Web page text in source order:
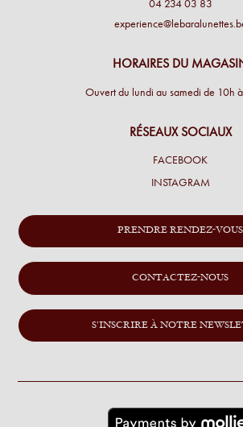
04 234 03 83
HORAIRES DU
Ouvert du lundi au samedi de 10h
RÉSEAUX SOCIAUX
FACEBOOK
INSTAGRAM
PRENDRE RENDEZ-VOUS
CONTACTEZ-NOUS
S'INSCRIRE À NOTRE